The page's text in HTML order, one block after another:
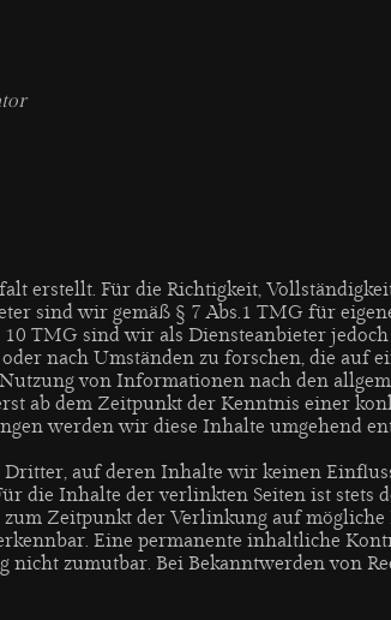
erstellt. Für die Richtigkeit,
sind wir gemäß § 7 Abs.1 TMG für
TMG sind wir als Diensteanbieter
nach Umständen zu forschen, die auf
von Informationen nach den
ab dem Zeitpunkt der Kenntnis einer
werden wir diese Inhalte umgehend
auf deren Inhalte wir keinen
die Inhalte der verlinkten Seiten ist stets
Zeitpunkt der Verlinkung auf mögliche
Eine permanente inhaltliche
nicht zumutbar. Bei Bekanntwerden von